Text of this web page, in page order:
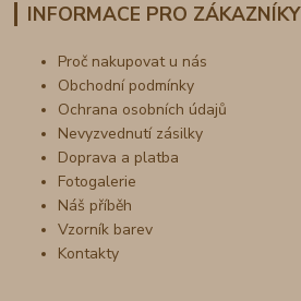
INFORMACE PRO ZÁKAZNÍKY
Proč nakupovat u nás
Obchodní podmínky
Ochrana osobních údajů
Nevyzvednutí zásilky
Doprava a platba
Fotogalerie
Náš příběh
Vzorník barev
Kontakty